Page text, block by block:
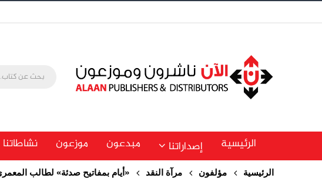
الرئيسية إصداراتنا مبدعون موزعون نشاطاتنا
الرئيسية مؤلفون مرآة النقد «أيام بمفاتيح صدئة» لطالب